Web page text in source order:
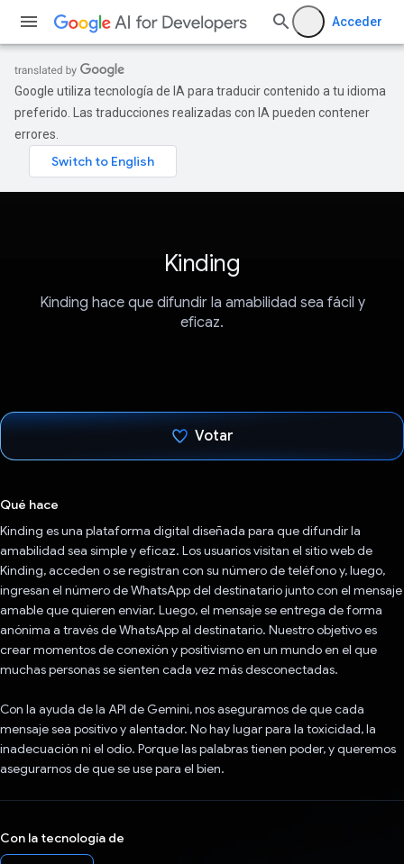
Acceder
Google utiliza tecnología de IA para traducir contenido a tu idioma
preferido. Las traducciones realizadas con IA pueden contener
errores.
Kinding
Kinding hace que difundir la amabilidad sea fácil y
eficaz.
Votar
Qué hace
Kinding es una plataforma digital diseñada para que difundir la
amabilidad sea simple y eficaz. Los usuarios visitan el sitio web de
Kinding, acceden o se registran con su número de teléfono y, luego,
ingresan el número de WhatsApp del destinatario junto con el mensaje
amable que quieren enviar. Luego, el mensaje se entrega de forma
anónima a través de WhatsApp al destinatario. Nuestro objetivo es
crear momentos de conexión y positivismo en un mundo en el que
muchas personas se sienten cada vez más desconectadas.
Con la ayuda de la API de Gemini, nos aseguramos de que cada
mensaje sea positivo y alentador. No hay lugar para la toxicidad, la
inadecuación ni el odio. Porque las palabras tienen poder, y queremos
asegurarnos de que se use para el bien.
Con la tecnología de